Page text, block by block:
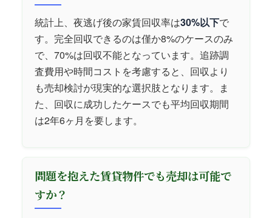
統計上、夜逃げ後の家賃回収率は30%以下で
す。完全回収できるのは僅か8%のケースのみ
で、70%は回収不能となっています。追跡調
査費用や時間コストを考慮すると、回収より
も売却検討が現実的な選択肢となります。ま
た、回収に成功したケースでも平均回収期間
は2年6ヶ月を要します。
問題を抱えた賃貸物件でも売却は可能で
すか？